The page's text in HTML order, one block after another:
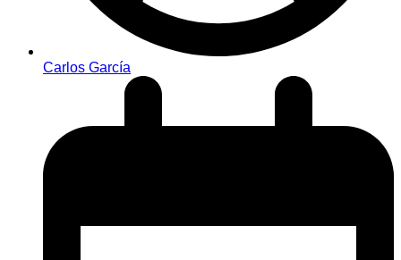
Carlos García